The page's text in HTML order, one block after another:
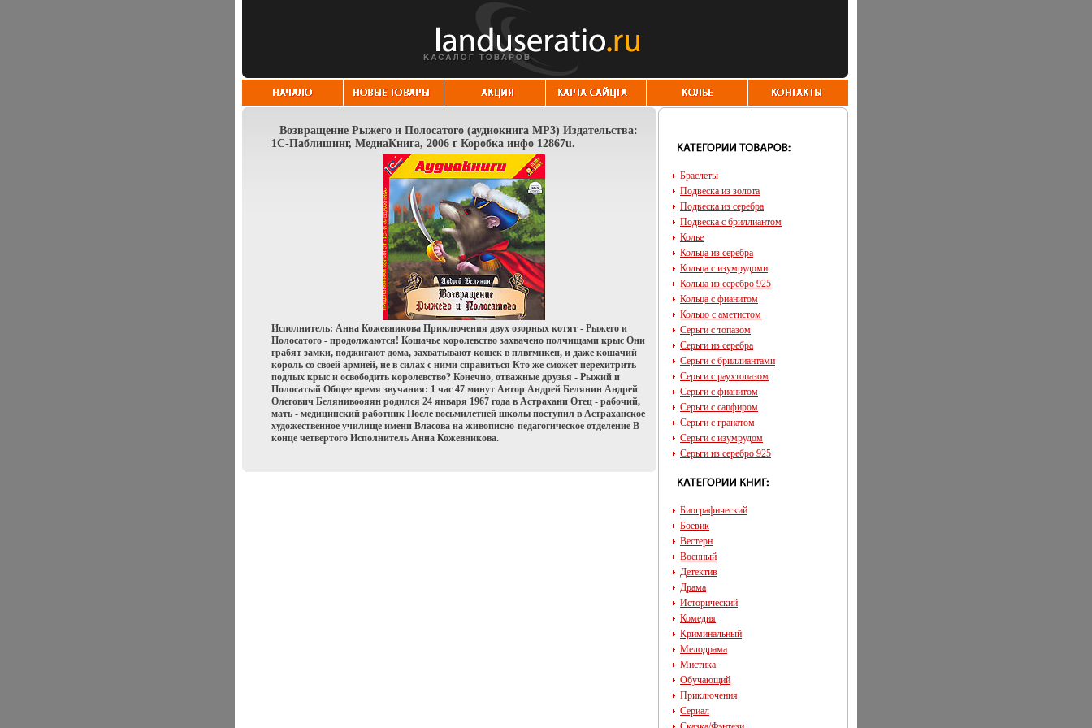
Возвращение Рыжего и Полосатого (аудиокнига MP3) Издательства:
1С-Паблишинг, МедиаКнига, 2006 г Коробка инфо 12867u.
Исполнитель: Анна Кожевникова Приключения двух озорных котят - Рыжего и
Полосатого - продолжаются! Кошачье королевство захвачено полчищами крыс Они
грабят замки, поджигают дома, захватывают кошек в плвгмнкен, и даже кошачий
король со своей армией, не в силах с ними справиться Кто же сможет перехитрить
подлых крыс и освободить королевство? Конечно, отважные друзья - Рыжий и
Полосатый Общее время звучания: 1 час 47 минут Автор Андрей Белянин Андрей
Олегович Белянивоояян родился 24 января 1967 года в Астрахани Отец - рабочий,
мать - медицинский работник После восьмилетней школы поступил в Астраханское
художественное училище имени Власова на живописно-педагогическое отделение В
конце четвертого Исполнитель Анна Кожевникова.
Браслеты
Подвеска из золота
Подвеска из серебра
Подвеска с бриллиантом
Колье
Кольца из серебра
Кольца с изумрудоми
Кольца из серебро 925
Кольца с фианитом
Кольцо с аметистом
Серьги с топазом
Серьги из серебра
Серьги с бриллиантами
Серьги с раухтопазом
Серьги с фианитом
Серьги с сапфиром
Серьги с гранатом
Серьги с изумрудом
Серьги из серебро 925
Биографический
Боевик
Вестерн
Военный
Детектив
Драма
Исторический
Комедия
Криминальный
Мелодрама
Мистика
Обучающий
Приключения
Сериал